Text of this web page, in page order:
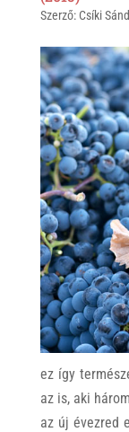
s
p
p
r
Szerző: Csíki
ez így
az is, aki
az új évezred